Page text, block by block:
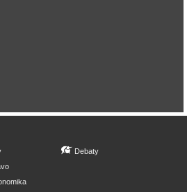
Debaty